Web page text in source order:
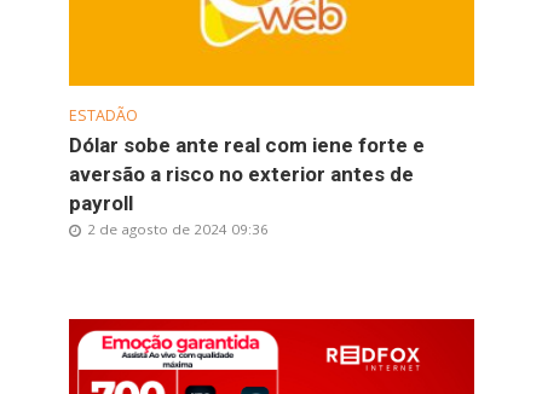
ESTADÃO
Dólar sobe ante real com iene forte e
aversão a risco no exterior antes de
payroll
2 de agosto de 2024 09:36